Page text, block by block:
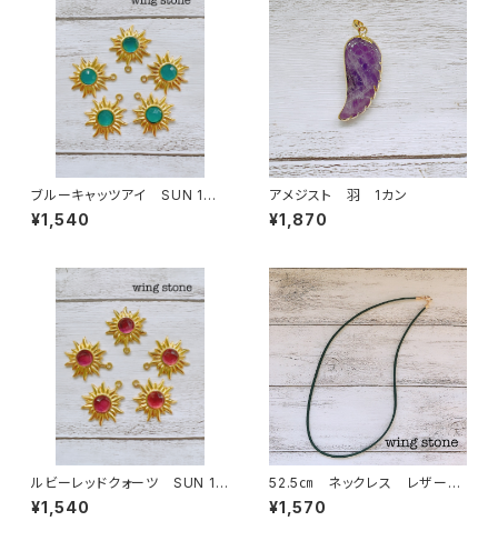
ブルーキャッツアイ SUN 1カ
ン
¥1,540
アメジスト 羽 1カン
¥1,870
ルビーレッドクォーツ SUN 1カ
ン
¥1,540
52.5㎝ ネックレス レザー
紐 ブラック
¥1,570